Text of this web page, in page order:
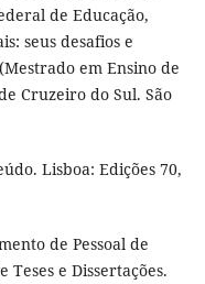
de Educação,
seus desafios e
em Ensino de
Cruzeiro do Sul. São
Lisboa: Edições 70,
de Pessoal de
e Dissertações.